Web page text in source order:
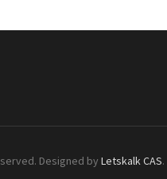
Designed by Letskalk CAS.